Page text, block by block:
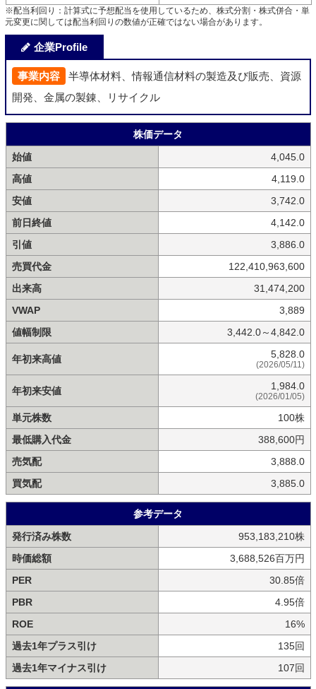
※配当利回り：計算式に予想配当を使用しているため、株式分割・株式併合・単
元変更に関しては配当利回りの数値が正確ではない場合があります。
企業Profile
事業内容
半導体材料、情報通信材料の製造及び販売、資源
開発、金属の製錬、リサイクル
株価データ
始値
4,045.0
高値
4,119.0
安値
3,742.0
前日終値
4,142.0
引値
3,886.0
売買代金
122,410,963,600
出来高
31,474,200
VWAP
3,889
値幅制限
3,442.0～4,842.0
年初来高値 5,828.0
(2026/05/11)
年初来安値 1,984.0
(2026/01/05)
単元株数
100株
最低購入代金
388,600円
売気配
3,888.0
買気配
3,885.0
参考データ
発行済み株数
953,183,210株
時価総額
3,688,526百万円
PER
30.85倍
PBR
4.95倍
ROE
16%
過去1年プラス引け
135回
過去1年マイナス引け
107回